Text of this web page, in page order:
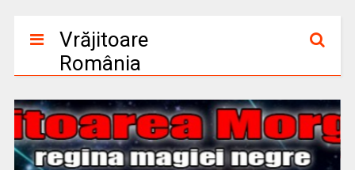
Vrăjitoare
România